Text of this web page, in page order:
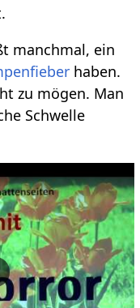
manchmal, ein
haben.
zu mögen. Man
Schwelle